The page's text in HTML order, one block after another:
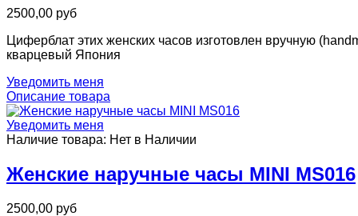
2500,00 руб
Циферблат этих женских часов изготовлен вручную
кварцевый Япония
Уведомить меня
Описание товара
Уведомить меня
Наличие товара: Нет в Наличии
Женские наручные часы MINI MS016
2500,00 руб